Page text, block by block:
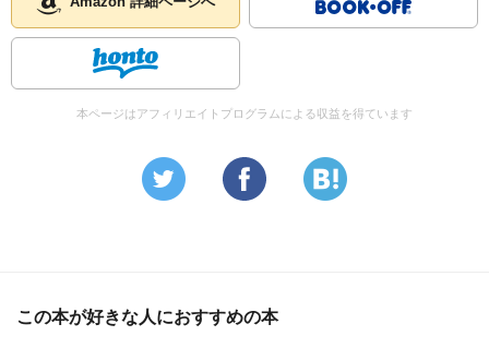
本ページはアフィリエイトプログラムによる収益を得ています
この本が好きな人におすすめの本